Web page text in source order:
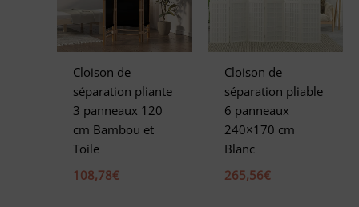
Cloison de
séparation pliante
3 panneaux 120
cm Bambou et
Toile
108,78€
Cloison de
séparation pliable
6 panneaux
240×170 cm
Blanc
265,56€